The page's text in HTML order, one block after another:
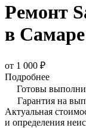
Ремонт
в Самаре
от 1 000 ₽
Подробнее
Готовы
Гарантия на
Актуальная
и определения